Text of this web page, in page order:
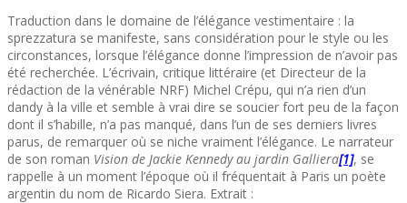
Traduction dans le domaine de l’élégance vestimentaire : la
sprezzatura se manifeste, sans considération pour le style ou les
circonstances, lorsque l’élégance donne l’impression de n’avoir pas
été recherchée. L’écrivain, critique littéraire (et Directeur de la
rédaction de la vénérable NRF) Michel Crépu, qui n’a rien d’un
dandy à la ville et semble à vrai dire se soucier fort peu de la façon
dont il s’habille, n’a pas manqué, dans l’un de ses derniers livres
parus, de remarquer où se niche vraiment l’élégance. Le narrateur
de son roman Vision de Jackie Kennedy au jardin Galliera[1], se
rappelle à un moment l’époque où il fréquentait à Paris un poète
argentin du nom de Ricardo Siera. Extrait :